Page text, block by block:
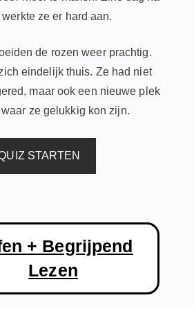
ze er hard aan.
de rozen weer prachtig.
eindelijk thuis. Ze had niet
maar ook een nieuwe plek
ze gelukkig kon zijn.
STARTEN
+ Begrijpend
Lezen